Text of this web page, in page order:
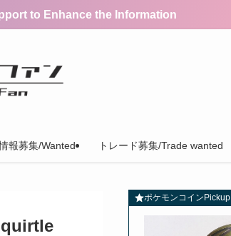
to Enhance the Information
報募集/Wanted トレード募集/Trade wanted
ポケモンコインPickup